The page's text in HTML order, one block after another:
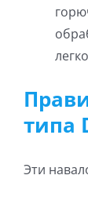
типа
Эти